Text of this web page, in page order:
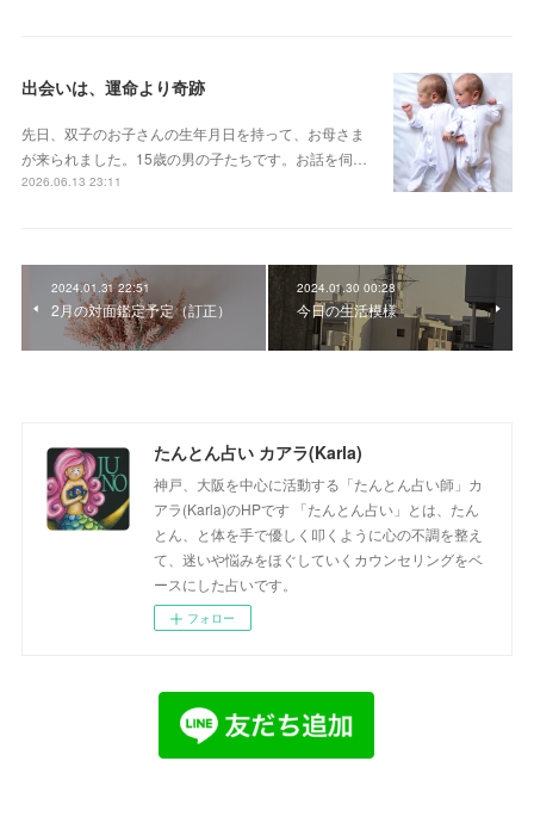
出会いは、運命より奇跡
先日、双子のお子さんの生年月日を持って、お母さま
が来られました。15歳の男の子たちです。お話を伺…
2026.06.13 23:11
2024.01.31 22:51
2月の対面鑑定予定（訂正）
2024.01.30 00:28
今日の生活模様
たんとん占い カアラ(Karla)
神戸、大阪を中心に活動する「たんとん占い師」カ
アラ(Karla)のHPです 「たんとん占い」とは、たん
とん、と体を手で優しく叩くように心の不調を整え
て、迷いや悩みをほぐしていくカウンセリングをベ
ースにした占いです。
フォロー